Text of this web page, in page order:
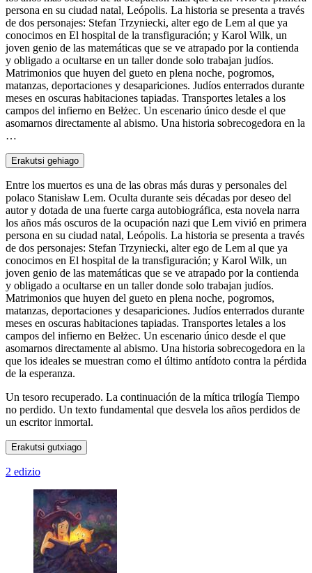
persona en su ciudad natal, Leópolis. La historia se presenta a través
de dos personajes: Stefan Trzyniecki, alter ego de Lem al que ya
conocimos en El hospital de la transfiguración; y Karol Wilk, un
joven genio de las matemáticas que se ve atrapado por la contienda
y obligado a ocultarse en un taller donde solo trabajan judíos.
Matrimonios que huyen del gueto en plena noche, pogromos,
matanzas, deportaciones y desapariciones. Judíos enterrados durante
meses en oscuras habitaciones tapiadas. Transportes letales a los
campos del infierno en Bełżec. Un escenario único desde el que
asomarnos directamente al abismo. Una historia sobrecogedora en la
…
Erakutsi gehiago
Entre los muertos es una de las obras más duras y personales del
polaco Stanisław Lem. Oculta durante seis décadas por deseo del
autor y dotada de una fuerte carga autobiográfica, esta novela narra
los años más oscuros de la ocupación nazi que Lem vivió en primera
persona en su ciudad natal, Leópolis. La historia se presenta a través
de dos personajes: Stefan Trzyniecki, alter ego de Lem al que ya
conocimos en El hospital de la transfiguración; y Karol Wilk, un
joven genio de las matemáticas que se ve atrapado por la contienda
y obligado a ocultarse en un taller donde solo trabajan judíos.
Matrimonios que huyen del gueto en plena noche, pogromos,
matanzas, deportaciones y desapariciones. Judíos enterrados durante
meses en oscuras habitaciones tapiadas. Transportes letales a los
campos del infierno en Bełżec. Un escenario único desde el que
asomarnos directamente al abismo. Una historia sobrecogedora en la
que los ideales se muestran como el último antídoto contra la pérdida
de la esperanza.
Un tesoro recuperado. La continuación de la mítica trilogía Tiempo
no perdido. Un texto fundamental que desvela los años perdidos de
un escritor inmortal.
Erakutsi gutxiago
2 edizio